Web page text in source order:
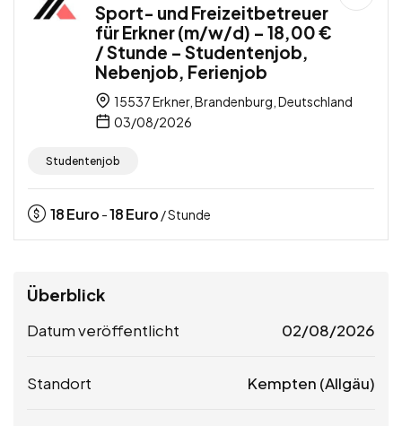
Sport- und Freizeitbetreuer
für Erkner (m/w/d) – 18,00 €
/ Stunde – Studentenjob,
Nebenjob, Ferienjob
15537 Erkner, Brandenburg, Deutschland
03/08/2026
Studentenjob
18Euro -18Euro / Stunde
Überblick
Datum veröffentlicht 02/08/2026
Standort Kempten (Allgäu)